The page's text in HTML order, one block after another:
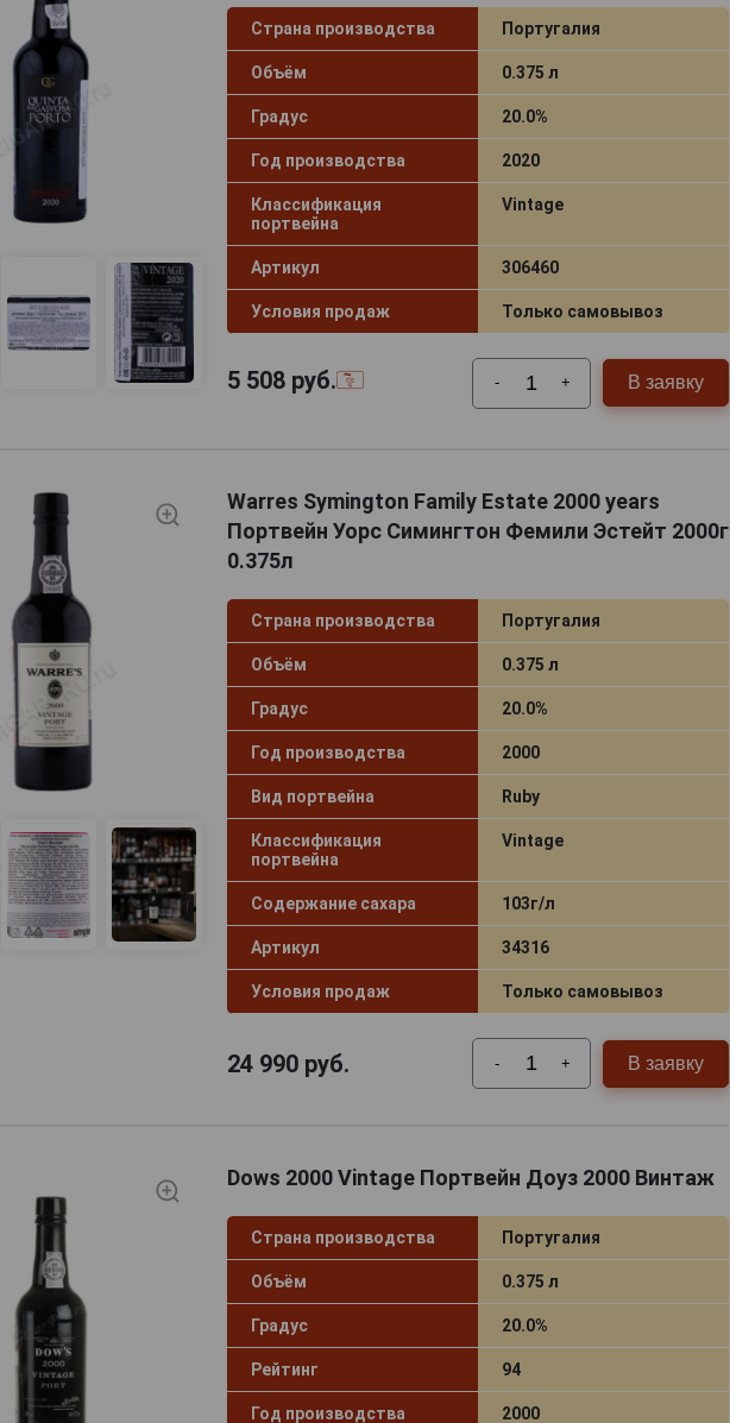
Страна производства Португалия
Объём 0.375 л
Градус 20.0%
Год производства 2020
Классификация
портвейна
Vintage
Артикул 306460
Условия продаж Только самовывоз
5 508руб. - + В заявку
Warres Symington Family Estate 2000 years
Портвейн Уорс Симингтон Фемили Эстейт 2000г
0.375л
Страна производства Португалия
Объём 0.375 л
Градус 20.0%
Год производства 2000
Вид портвейна Ruby
Классификация
портвейна
Vintage
Содержание сахара 103г/л
Артикул 34316
Условия продаж Только самовывоз
24 990руб. - + В заявку
Dows 2000 Vintage Портвейн Доуз 2000 Винтаж
Страна производства Португалия
Объём 0.375 л
Градус 20.0%
Рейтинг 94
Год производства 2000